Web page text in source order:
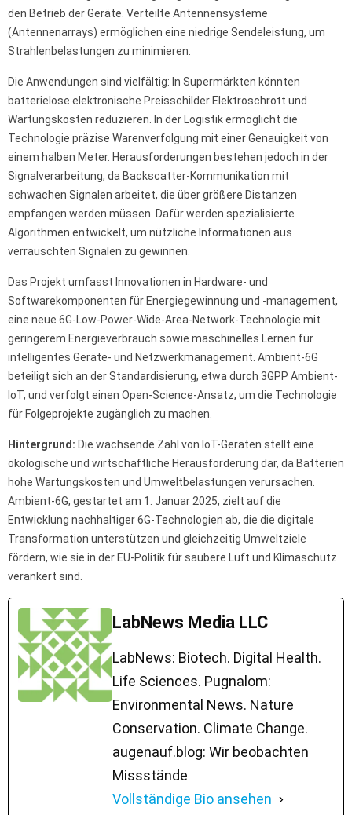
den Betrieb der Geräte. Verteilte Antennensysteme
(Antennenarrays) ermöglichen eine niedrige Sendeleistung, um
Strahlenbelastungen zu minimieren.
Die Anwendungen sind vielfältig: In Supermärkten könnten
batterielose elektronische Preisschilder Elektroschrott und
Wartungskosten reduzieren. In der Logistik ermöglicht die
Technologie präzise Warenverfolgung mit einer Genauigkeit von
einem halben Meter. Herausforderungen bestehen jedoch in der
Signalverarbeitung, da Backscatter-Kommunikation mit
schwachen Signalen arbeitet, die über größere Distanzen
empfangen werden müssen. Dafür werden spezialisierte
Algorithmen entwickelt, um nützliche Informationen aus
verrauschten Signalen zu gewinnen.
Das Projekt umfasst Innovationen in Hardware- und
Softwarekomponenten für Energiegewinnung und -management,
eine neue 6G-Low-Power-Wide-Area-Network-Technologie mit
geringerem Energieverbrauch sowie maschinelles Lernen für
intelligentes Geräte- und Netzwerkmanagement. Ambient-6G
beteiligt sich an der Standardisierung, etwa durch 3GPP Ambient-
IoT, und verfolgt einen Open-Science-Ansatz, um die Technologie
für Folgeprojekte zugänglich zu machen.
Hintergrund: Die wachsende Zahl von IoT-Geräten stellt eine
ökologische und wirtschaftliche Herausforderung dar, da Batterien
hohe Wartungskosten und Umweltbelastungen verursachen.
Ambient-6G, gestartet am 1. Januar 2025, zielt auf die
Entwicklung nachhaltiger 6G-Technologien ab, die die digitale
Transformation unterstützen und gleichzeitig Umweltziele
fördern, wie sie in der EU-Politik für saubere Luft und Klimaschutz
verankert sind.
LabNews Media LLC
LabNews: Biotech. Digital Health.
Life Sciences. Pugnalom:
Environmental News. Nature
Conservation. Climate Change.
augenauf.blog: Wir beobachten
Missstände
Vollständige Bio ansehen